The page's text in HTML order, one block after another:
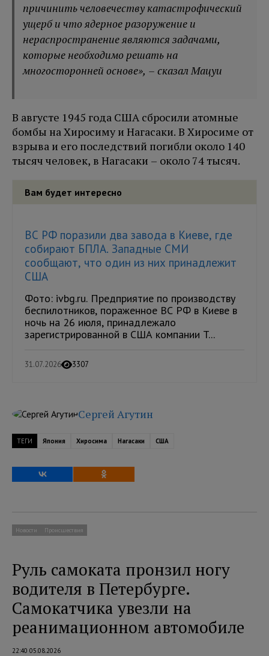
причинить человечеству катастрофический
ущерб и что ядерное разоружение и
нераспространение являются задачами,
которые необходимо решать на
многосторонней основе», – сказал Мацуи
В августе 1945 года США сбросили атомные
бомбы на Хиросиму и Нагасаки. В Хиросиме от
взрыва и его последствий погибли около 140
тысяч человек, в Нагасаки – около 74 тысяч.
Вам будет интересно
ВС РФ поразили два завода в Киеве, где
собирают БПЛА. Западные СМИ
сообщают, что один из них принадлежит
США
Фото: ivbg.ru. Предприятие по производству
беспилотников, пораженное ВС РФ в Киеве в
ночь на 26 июля, принадлежало
зарегистрированной в США компании T...
31.07.2026 3307
Сергей Агутин
ТЕГИ Япония Хиросима Нагасаки США
Новости Происшествия
Руль самоката пронзил ногу
водителя в Петербурге.
Самокатчика увезли на
реанимационном автомобиле
22:40 05.08.2026